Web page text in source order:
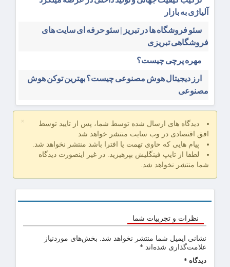
آلیاژی به بازار
سئو فروشگاه‌ ها در تبریز | سئو حرفه ای سایت های
فروشگاهی تبریزی
مهره پرچی چیست؟
ارز دیجیتال هوش مصنوعی چیست؟ بهترین توکن هوش
مصنوعی
×
دیدگاه های ارسال شده توسط شما، پس از تایید توسط
افق اقتصادی در وب سایت منتشر خواهد شد
پیام هایی که حاوی تهمت یا افترا باشد منتشر نخواهد شد.
لطفا از تایپ فینگلیش بپرهیزید. در غیر اینصورت دیدگاه
شما منتشر نخواهد شد.
نظرات و تجربیات شما
نشانی ایمیل شما منتشر نخواهد شد.
بخش‌های موردنیاز
علامت‌گذاری شده‌اند *
دیدگاه *